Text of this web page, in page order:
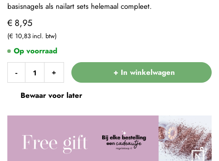
€ 8,95
€ 10,83
- + + In winkelwagen
Bewaar voor later
Op voorraad
basisnagels als nailart sets helemaal compleet.